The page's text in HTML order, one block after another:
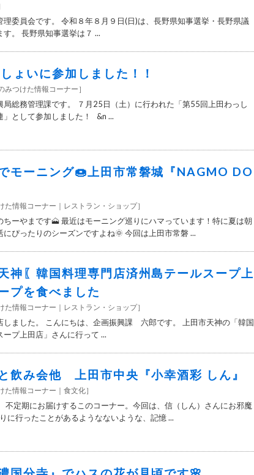
理委員会です。 令和８年８月９日(日)は、長野県知事選挙・長野県議
。 長野県知事選挙は７ ...
ょいに参加しました！！
みつけた情報コーナー ］
局総務管理課です。 ７月25日（土）に行われた「第55回上田わっし
」として参加しました！ &n ...
モーニング🍩上田市常磐城『NAGMO DO
た情報コーナー レストラン・ショップ］
ちーやまです🗻 最近はモーニング巡りにハマっています！特に夏は朝
ぴったりのシーズンですよね🌞 今回は上田市常磐 ...
神〖韓国料理専門店済州島テールスープ上
プを食べました
た情報コーナー レストラン・ショップ］
しました。 こんにちは、企画振興課 六郎です。 上田市天神の「韓国
プ上田店」さんに行って ...
飲み会他 上田市中央『小幸酒彩 しん』
た情報コーナー 食文化］
定期にお届けするこのコーナー。今回は、信（しん）さんにお邪魔
に行ったことがあるようなないような、記憶 ...